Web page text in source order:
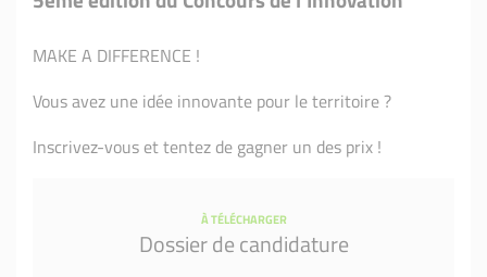
MAKE A DIFFERENCE !
Vous avez une idée innovante pour le territoire ?
Inscrivez-vous et tentez de gagner un des prix !
À TÉLÉCHARGER
Dossier de candidature